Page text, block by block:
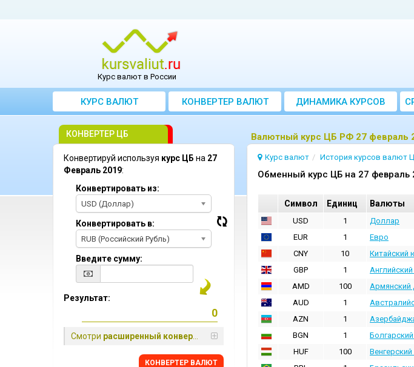
Курс валют в России
КУРС ВАЛЮТ КОНВЕРТЕР ВАЛЮТ ДИНАМИКА КУРСОВ
Bалютный курс ЦБ РФ 27 февраль
Курс валют История курсов валют
Oбменный курс ЦБ на 27 февраль
Cимвол Единиц Валюты
USD 1 Доллар
EUR
1 Евро
CNY
10 Китайский
GBP
1
AMD
100 Армянский
AUD
1
AZN
1
BGN
1
HUF
100
КОНВЕРТЕР ЦБ
Конвертируй используя курс ЦБ на 27
Февраль 2019:
Конвертировать из:
USD (Доллар)
Конвертировать в:
RUB (Российский Рубль)
Введите сумму:
Результат:
Смотри расширенный конвертер
КОНВЕРТЕР ВАЛЮТ